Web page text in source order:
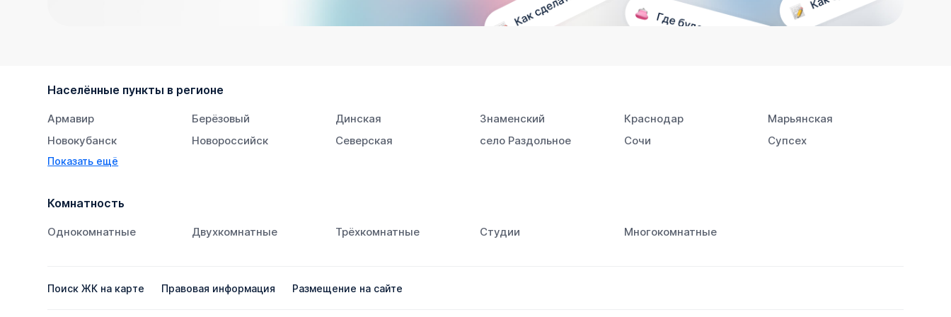
Населённые пункты в регионе
Армавир Берёзовый Динская Знаменский Краснодар
Марьянская
Новокубанск
Новороссийск Северская село Раздольное Сочи
Супсех
Тихорецк
Показать ещё
Комнатность
Однокомнатные Двухкомнатные Трёхкомнатные Студии Многокомнатные
Поиск ЖК на карте Правовая информация Размещение на сайте